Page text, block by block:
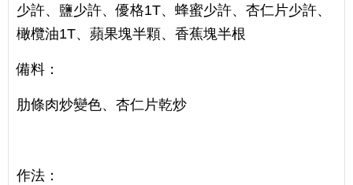
少許、鹽少許、優格1T、蜂蜜少許、杏仁片少許、
橄欖油1T、蘋果塊半顆、香蕉塊半根
備料：
肋條肉炒變色、杏仁片乾炒
作法：